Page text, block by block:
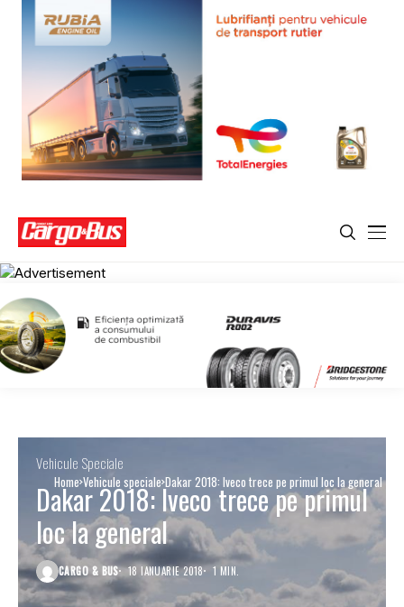
Home Vehicule speciale Dakar 2018: Iveco trece pe primul loc la general
Vehicule Speciale
Dakar 2018: Iveco trece pe primul
loc la general
CARGO & BUS 18 IANUARIE 2018 1 MIN.